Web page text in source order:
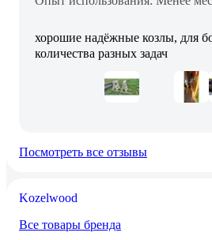
хорошие надёжные козлы, для
количества разных задач
Посмотреть все отзывы
Kozelwood
Все товары бренда